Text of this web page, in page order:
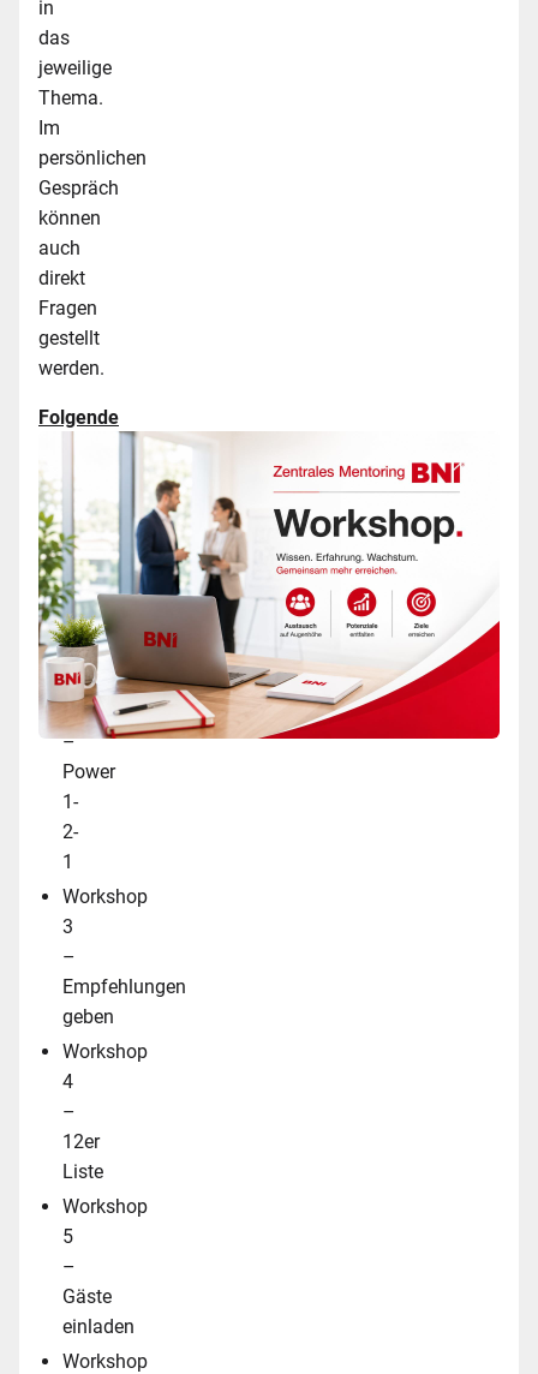
in
das
jeweilige
Thema.
Im
persönlichen
Gespräch
können
auch
direkt
Fragen
gestellt
werden.
Folgende
Workshops
werden
angeboten:
Workshop
1
–
Vertreterliste
Workshop
2
–
Power
1-
2-
1
Workshop
3
–
Empfehlungen
geben
Workshop
4
–
12er
Liste
Workshop
5
–
Gäste
einladen
Workshop